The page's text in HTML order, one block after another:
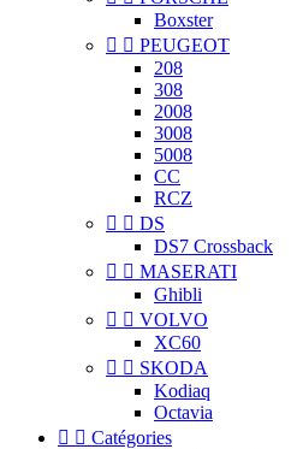
Boxster
  PEUGEOT
208
308
2008
3008
5008
CC
RCZ
  DS
DS7 Crossback
  MASERATI
Ghibli
  VOLVO
XC60
  SKODA
Kodiaq
Octavia
  Catégories